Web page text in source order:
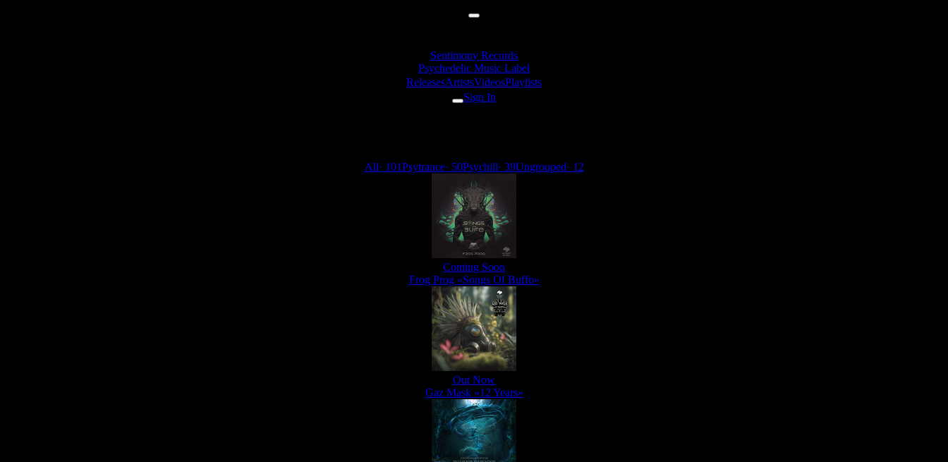
Sentimony Records
Psychedelic Music Label
ReleasesArtistsVideosPlaylists
Sign In
All· 101Psytrance· 50Psychill· 39Ungrouped· 12
Coming Soon
Frog Prog «Songs Of Buffo»
Out Now
Gaz Mask «12 Years»